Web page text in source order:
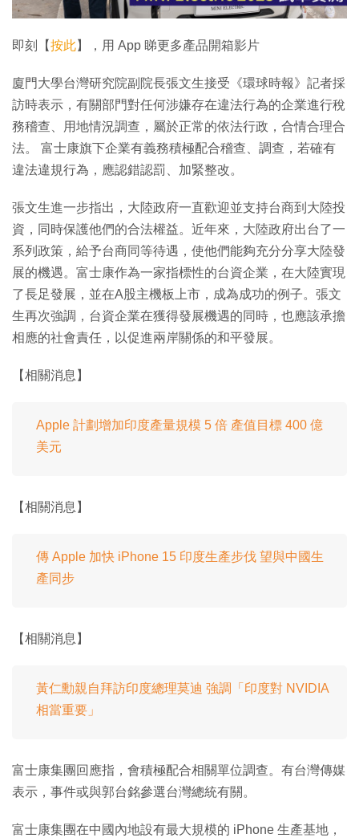
影
片
即刻【按此】，用 App 睇更多產品開箱影片
廈門大學台灣研究院副院長張文生接受《環球時報》記者採
訪時表示，有關部門對任何涉嫌存在違法行為的企業進行稅
務稽查、用地情況調查，屬於正常的依法行政，合情合理合
法。 富士康旗下企業有義務積極配合稽查、調查，若確有
違法違規行為，應認錯認罰、加緊整改。
張文生進一步指出，大陸政府一直歡迎並支持台商到大陸投
資，同時保護他們的合法權益。近年來，大陸政府出台了一
系列政策，給予台商同等待遇，使他們能夠充分分享大陸發
展的機遇。富士康作為一家指標性的台資企業，在大陸實現
了長足發展，並在A股主機板上市，成為成功的例子。張文
生再次強調，台資企業在獲得發展機遇的同時，也應該承擔
相應的社會責任，以促進兩岸關係的和平發展。
【相關消息】
Apple 計劃增加印度產量規模 5 倍 產值目標 400 億
美元
【相關消息】
傳 Apple 加快 iPhone 15 印度生產步伐 望與中國生
產同步
【相關消息】
黃仁勳親自拜訪印度總理莫迪 強調「印度對 NVIDIA
相當重要」
富士康集團回應指，會積極配合相關單位調查。有台灣傳媒
表示，事件或與郭台銘參選台灣總統有關。
富士康集團在中國內地設有最大規模的 iPhone 生產基地，